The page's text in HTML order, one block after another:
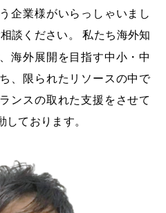
企業様がいらっしゃいまし
談ください。 私たち海外知
海外展開を目指す中小・中
、限られたリソースの中で
ンスの取れた支援をさせて
ております。